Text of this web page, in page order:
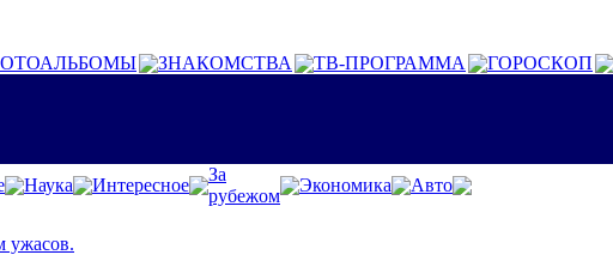
ЗНАКОМСТВА ТВ-ПРОГРАММА ГОРОСКОП
Наука Интересное
За
рубежом
Экономика
Авто
ужасов.